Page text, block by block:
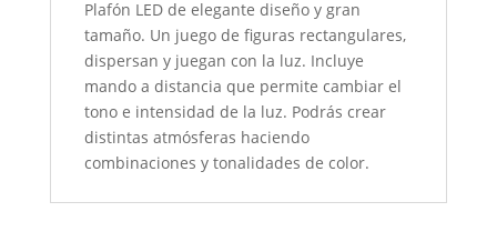
Plafón LED de elegante diseño y gran
tamaño. Un juego de figuras rectangulares,
dispersan y juegan con la luz. Incluye
mando a distancia que permite cambiar el
tono e intensidad de la luz. Podrás crear
distintas atmósferas haciendo
combinaciones y tonalidades de color.